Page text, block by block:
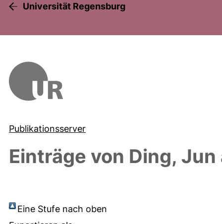
Universität Regensburg
Publikationsserver
Einträge von Ding, Jun
Eine Stufe nach oben